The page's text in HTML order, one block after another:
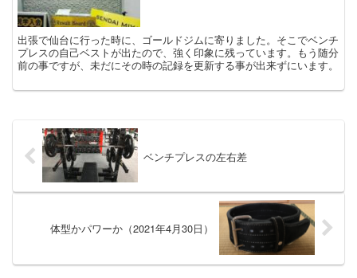
出張で仙台に行った時に、ゴールドジムに寄りました。そこでベンチ
プレスの自己ベストが出たので、強く印象に残っています。もう随分
前の事ですが、未だにその時の記録を更新する事が出来ずにいます。
ベンチプレスの左右差
体型かパワーか（2021年4月30日）